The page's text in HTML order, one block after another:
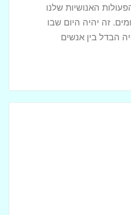
האנושיות שלנו
זה יהיה היום שבו
הבדל בין אנשים